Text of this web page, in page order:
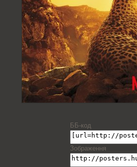
ББ-код
Зображення